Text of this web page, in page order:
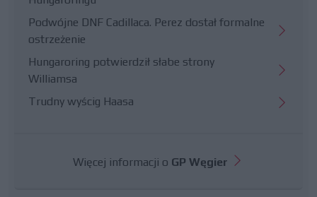
Podwójne DNF Cadillaca. Perez dostał formalne
ostrzeżenie
Hungaroring potwierdził słabe strony
Williamsa
Trudny wyścig Haasa
Więcej informacji o GP Węgier